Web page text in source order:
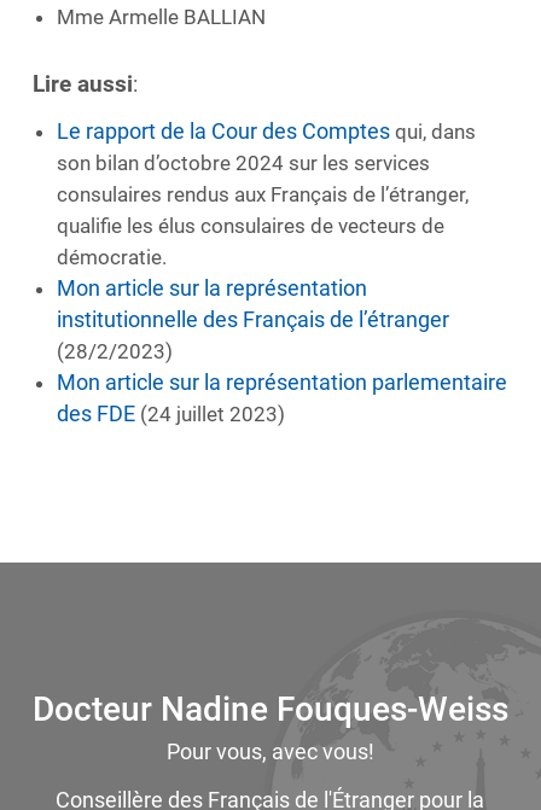
Mme Armelle BALLIAN
Lire aussi:
Le rapport de la Cour des Comptesqui, dans
son bilan d’octobre 2024 sur les services
consulaires rendus aux Français de l’étranger,
qualifie les élus consulaires de vecteurs de
démocratie.
Mon article sur la représentation
institutionnelle des Français de l’étranger
(28/2/2023)
Mon article sur la représentation parlementaire
des FDE(24 juillet 2023)
Docteur Nadine Fouques-Weiss
Pour vous, avec vous!
Conseillère des Français de l'Étranger pour la